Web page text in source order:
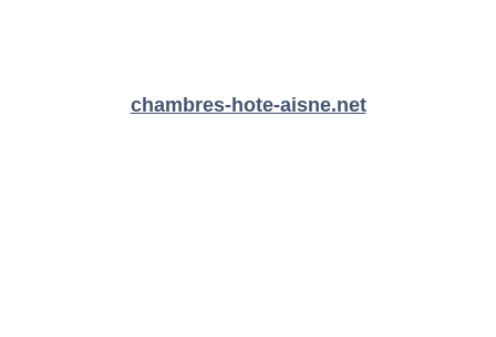
chambres-hote-aisne.net